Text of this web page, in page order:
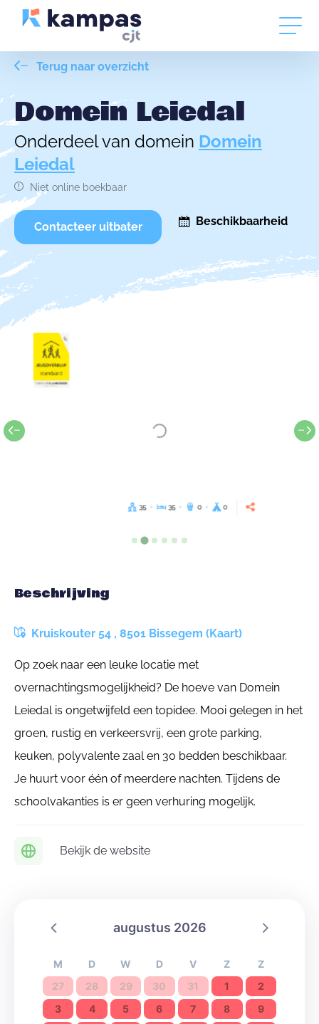
Terug naar overzicht
Domein Leiedal
Onderdeel van domein Domein
Leiedal
Niet online boekbaar
Contacteer uitbater Beschikbaarheid
35 35 0 0
Beschrijving
Kruiskouter 54 , 8501 Bissegem (Kaart)
Op zoek naar een leuke locatie met
overnachtingsmogelijkheid? De hoeve van Domein
Leiedal is ongetwijfeld een topidee. Mooi gelegen in het
groen, rustig en verkeersvrij, een grote parking,
keuken, polyvalente zaal en 30 bedden beschikbaar.
Je huurt voor één of meerdere nachten. Tijdens de
schoolvakanties is er geen verhuring mogelijk.
Bekijk de website
augustus 2026
M D W D V Z
Z
27
28 29 30 31 1
2
3
4 5 6 7 8
9